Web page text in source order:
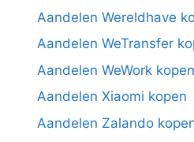
Aandelen Wereldhave
Aandelen WeTransfer
Aandelen WeWork kopen
Aandelen Xiaomi kopen
Aandelen Zalando